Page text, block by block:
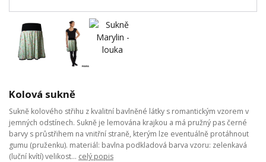
Kolová sukně
Sukně kolového střihu z kvalitní bavlněné látky s romantickým vzorem v
jemných odstínech. Sukně je lemována krajkou a má pružný pas černé
barvy s průstřihem na vnitřní straně, kterým lze eventuálně protáhnout
gumu (pruženku). materiál: bavlna podkladová barva vzoru: zelenkavá
(luční kvítí) velikost... celý popis